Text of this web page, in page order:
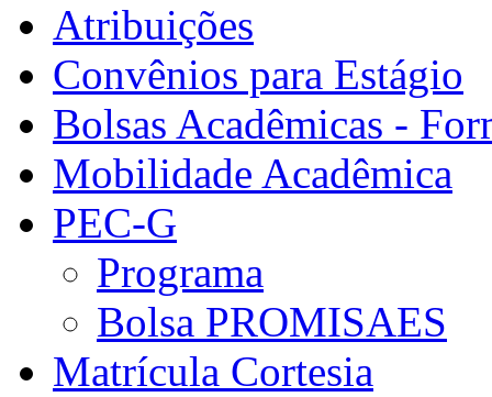
Atribuições
Convênios para Estágio
Bolsas Acadêmicas -
Mobilidade Acadêmica
PEC-G
Programa
Bolsa PROMISAES
Matrícula Cortesia